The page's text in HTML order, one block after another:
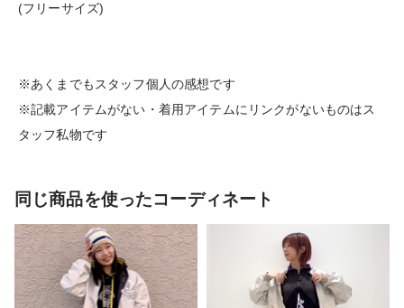
(フリーサイズ)
※あくまでもスタッフ個人の感想です
※記載アイテムがない・着用アイテムにリンクがないものはス
タッフ私物です
同じ商品を使ったコーディネート